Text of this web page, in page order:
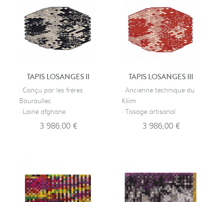
TAPIS LOSANGES II
· Conçu par les frères
Bouroullec
· Laine afghane
3 986,00 €
TAPIS LOSANGES III
· Ancienne technique du
Kilim
· Tissage artisanal
3 986,00 €